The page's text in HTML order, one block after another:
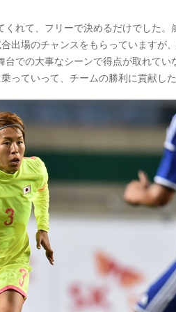
れて、フリーで決めるだけでした。
出場のチャンスをもらっていますが
での大事なシーンで得点が取れて
っていって、チームの勝利に貢献した